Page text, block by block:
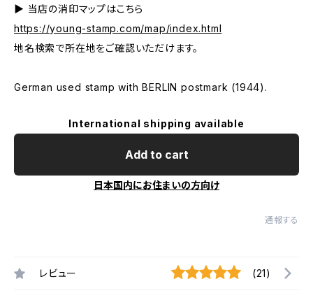
▶ 当店の消印マップはこちら
https://young-stamp.com/map/index.html
地名検索で所在地をご確認いただけます。
German used stamp with BERLIN postmark (1944).
International shipping available
Add to cart
日本国内にお住まいの方向け
通報する
レビュー (21)